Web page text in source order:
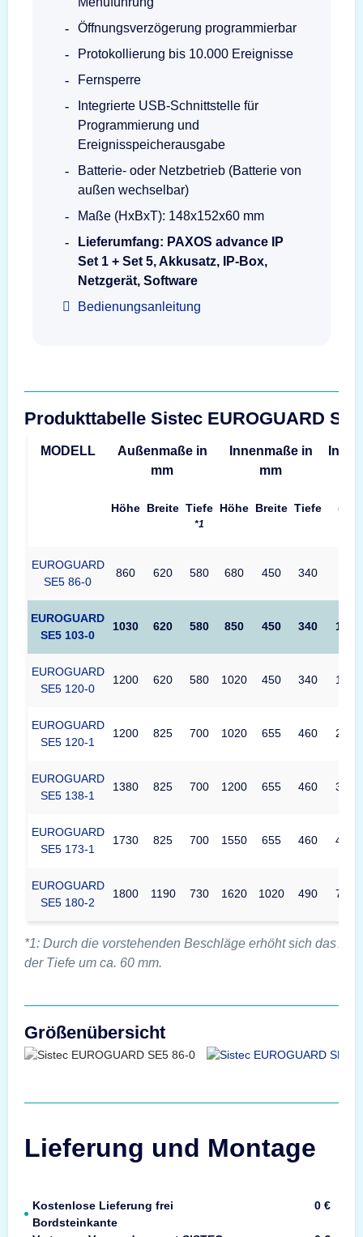
Öffnungsverzögerung programmierbar
Protokollierung bis 10.000 Ereignisse
Fernsperre
Integrierte USB-Schnittstelle für
Programmierung und
Ereignisspeicherausgabe
Batterie- oder Netzbetrieb (Batterie von
außen wechselbar)
Maße (HxBxT): 148x152x60 mm
Lieferumfang: PAXOS advance IP
Set 1 + Set 5, Akkusatz, IP-Box,
Netzgerät, Software
Bedienungsanleitung
Produkttabelle Sistec EUROGUARD SE5
MODELL
Außenmaße in
mm
Innenmaße in
mm
Inhalt
Höhe Breite Tiefe
*1
Höhe Breite Tiefe (L)
EUROGUARD
SE5 86-0
860 620 580 680 450 340
EUROGUARD
SE5 103-0
1030 620 580 850 450 340 124
EUROGUARD
SE5 120-0
1200 620 580 1020 450 340 149
EUROGUARD
SE5 120-1
1200 825 700 1020 655 460 297
EUROGUARD
SE5 138-1
1380 825 700 1200 655 460 349
EUROGUARD
SE5 173-1
1730 825 700 1550 655 460 451
EUROGUARD
SE5 180-2
1800 1190 730 1620 1020 490 735
*1: Durch die vorstehenden Beschläge erhöht sich das
der Tiefe um ca. 60 mm.
Größenübersicht
Lieferung und Montage
Kostenlose Lieferung frei
Bordsteinkante
0 €